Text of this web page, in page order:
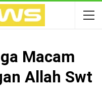
Macam
Allah Swt